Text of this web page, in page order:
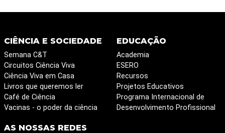
CIÊNCIA E SOCIEDADE
Semana C&T
Circuitos Ciência Viva
Ciência Viva em Casa
Livros que queremos ler
Café de Ciência
Vacinas - o poder da ciência
EDUCAÇÃO
Academia
ESERO
Recursos
Projetos Educativos
Programa Internacional de
Desenvolvimento Profissional
AS NOSSAS REDES